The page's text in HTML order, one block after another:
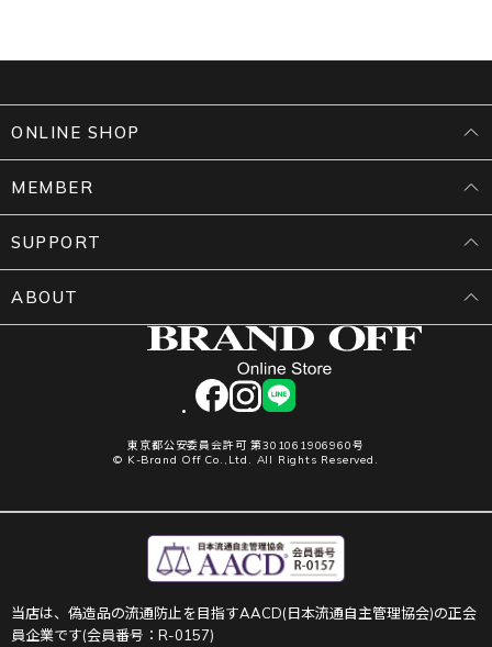
facebookinstagram
LINE
東京都公安委員会許可 第301061906960号
© K-Brand Off Co.,Ltd. All Rights Reserved.
ONLINE SHOP
MEMBER
SUPPORT
ABOUT
当店は、偽造品の流通防止を目指すAACD(日本流通自主管理協会)の正会
員企業です(会員番号：R-0157)